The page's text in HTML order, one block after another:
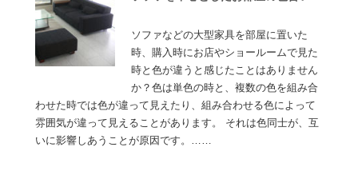
ソファなどの大型家具を部屋に置いた
時、購入時にお店やショールームで見た
時と色が違うと感じたことはありません
か？色は単色の時と、複数の色を組み合
わせた時では色が違って見えたり、組み合わせる色によって
雰囲気が違って見えることがあります。 それは色同士が、互
いに影響しあうことが原因です。……